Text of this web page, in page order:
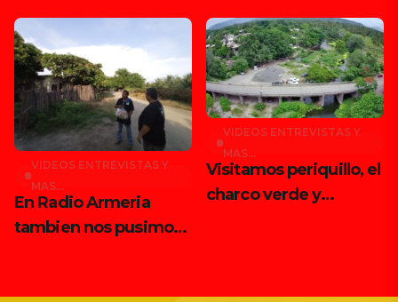
VIDEOS ENTREVISTAS Y
MAS...
En Radio Armeria
tambien nos pusimos
VIDEOS ENTREVISTAS Y
MAS...
Visitamos periquillo, el
charco verde y